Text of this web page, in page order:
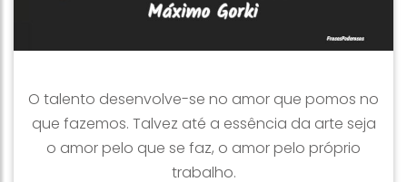
O talento desenvolve-se no amor que pomos no
que fazemos. Talvez até a essência da arte seja
o amor pelo que se faz, o amor pelo próprio
trabalho.